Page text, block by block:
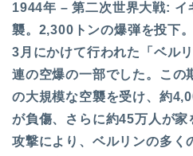
1944年 – 第二次世界大戦: イ
襲。2,300トンの爆弾を投下
3月にかけて行われた「ベル
連の空爆の一部でした。この
の大規模な空襲を受け、約
が負傷、さらに約45万人が
攻撃により、ベルリンの多く